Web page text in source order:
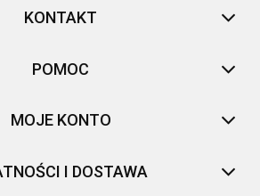
KONTAKT
POMOC
MOJE KONTO
I DOSTAWA